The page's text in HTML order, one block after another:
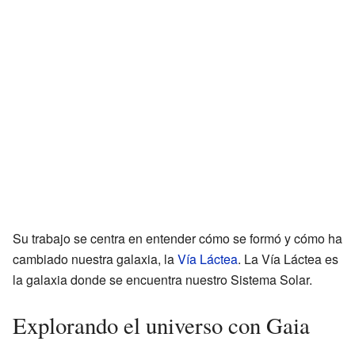
Su trabajo se centra en entender cómo se formó y cómo ha
cambiado nuestra galaxia, laVía Láctea. La Vía Láctea es
la galaxia donde se encuentra nuestro Sistema Solar.
Explorando el universo con Gaia